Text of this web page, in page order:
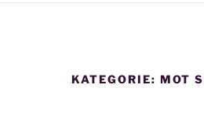
KATEGORIE: MOT